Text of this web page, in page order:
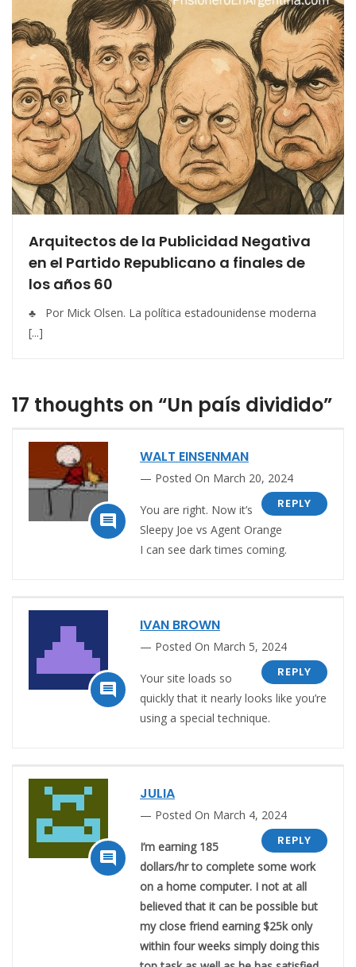
Arquitectos de la Publicidad Negativa
en el Partido Republicano a finales de
los años 60
♣ Por Mick Olsen. La política estadounidense moderna
[...]
17 thoughts on “Un país dividido”

WALT EINSENMAN
Posted On March 20, 2024
REPLY
You are right. Now it’s
Sleepy Joe vs Agent Orange
I can see dark times coming.

IVAN BROWN
Posted On March 5, 2024
REPLY
Your site loads so
quickly that it nearly looks like you’re
using a special technique.

JULIA
Posted On March 4, 2024
REPLY
I’m earning 185
dollars/hr to complete some work
on a home computer. I not at all
believed that it can be possible but
my close friend earning $25k only
within four weeks simply doing this